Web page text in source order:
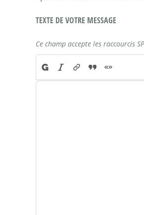
TEXTE DE VOTRE MESSAGE
Ce champ accepte les raccourcis